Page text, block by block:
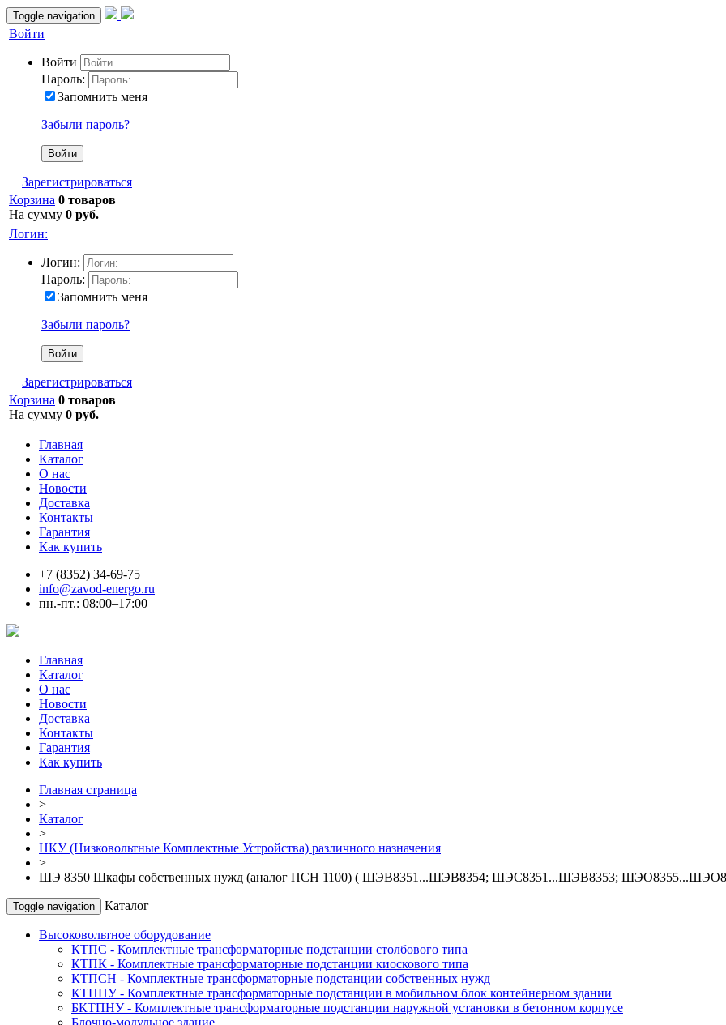
Toggle navigation
Войти
Войти
Пароль:
Запомнить меня
Забыли пароль?
Зарегистрироваться
Корзина 0 товаров
На сумму 0 руб.
Логин:
Логин:
Пароль:
Запомнить меня
Забыли пароль?
Зарегистрироваться
Корзина 0 товаров
На сумму 0 руб.
Главная
Каталог
О нас
Новости
Доставка
Контакты
Гарантия
Как купить
+7 (8352) 34-69-75
info@zavod-energo.ru
пн.-пт.: 08:00–17:00
Главная
Каталог
О нас
Новости
Доставка
Контакты
Гарантия
Как купить
Главная страница
>
Каталог
>
НКУ (Низковольтные Комплектные Устройства) различного назначения
>
ШЭ 8350 Шкафы собственных нужд (аналог ПСН 1100) ( ШЭВ8351...ШЭВ8354; ШЭС8351...ШЭВ8353;
Toggle navigation Каталог
Высоковольтное оборудование
КТПС - Комплектные трансформаторные подстанции столбового типа
КТПК - Комплектные трансформаторные подстанции киоскового типа
КТПСН - Комплектные трансформаторные подстанции собственных нужд
КТПНУ - Комплектные трансформаторные подстанции в мобильном блок контейнерном здании
БКТПНУ - Комплектные трансформаторные подстанции наружной установки в бетонном корпусе
Блочно-модульное здание